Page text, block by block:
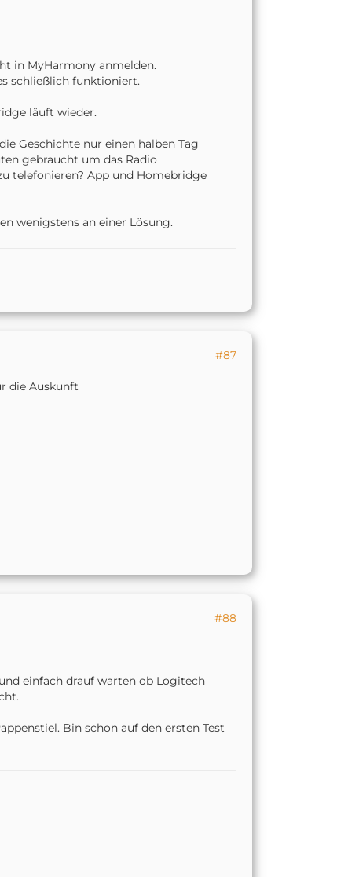
in MyHarmony anmelden.
schließlich funktioniert.
läuft wieder.
Geschichte nur einen halben Tag
gebraucht um das Radio
telefonieren? App und Homebridge
wenigstens an einer Lösung.
#87
die Auskunft
#88
einfach drauf warten ob Logitech
Bin schon auf den ersten Test